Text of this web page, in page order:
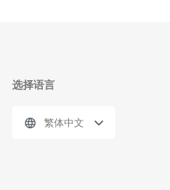
选择语言
繁体中文